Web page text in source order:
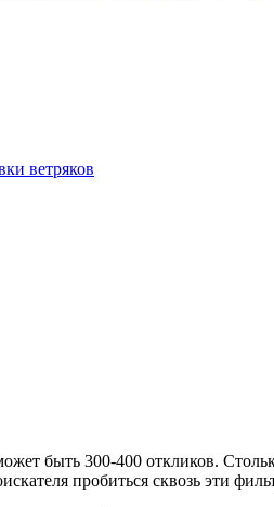
ветряков
быть 300-400 откликов.
пробиться сквозь эти